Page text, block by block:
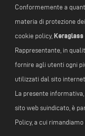
Conformemente a
materia di protezione
cookie policy, Keraglass
Rappresentante, in
fornire agli utenti ogni
utilizzati dal sito internet
La presente
sito web suindicato, è
Policy, a cui